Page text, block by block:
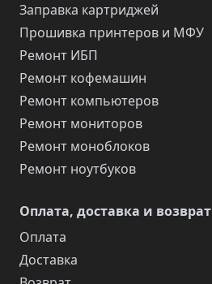
Заправка картриджей
Прошивка принтеров и МФУ
Ремонт ИБП
Ремонт кофемашин
Ремонт компьютеров
Ремонт мониторов
Ремонт моноблоков
Ремонт ноутбуков
Оплата, доставка и возврат
Оплата
Доставка